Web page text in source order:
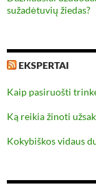
sužadėtuvių žiedas?
EKSPERTAI
Kaip pasiruošti
Ką reikia žinoti
Kokybiškos vidaus